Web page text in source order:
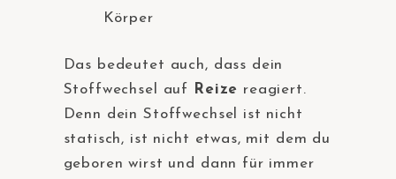
Körper
Das bedeutet auch, dass dein
Stoffwechsel auf
Reize reagiert.
Denn dein Stoffwechsel ist nicht
statisch, ist nicht etwas, mit dem du
geboren wirst und dann für immer